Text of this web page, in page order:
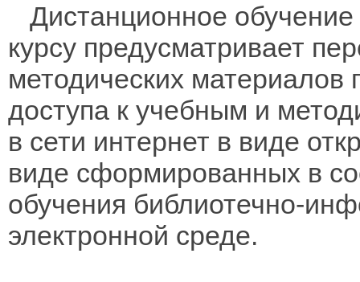
Дистанционное
курсу предусматривает
методических материалов
доступа к учебным и
в сети интернет в виде
виде сформированных в
обучения библиотечно-
электронной среде.